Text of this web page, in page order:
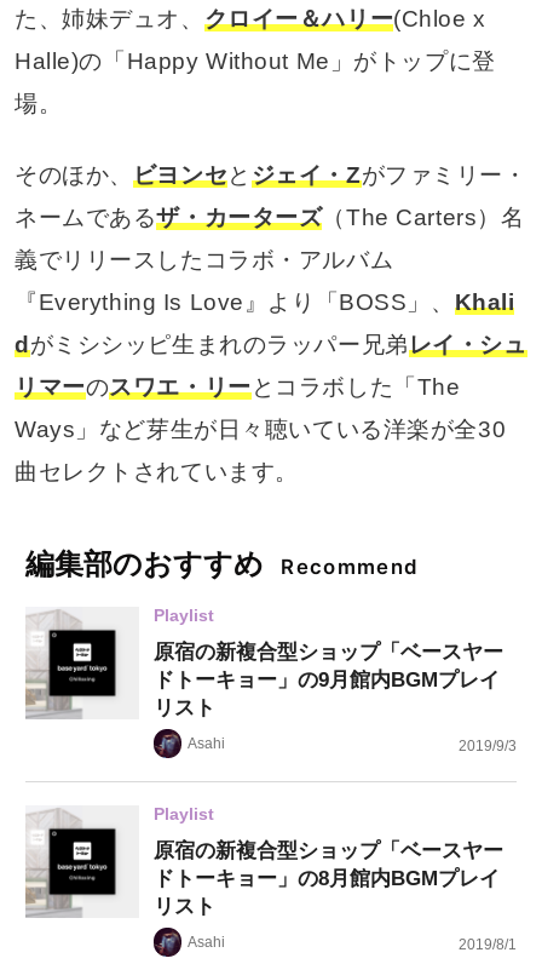
た、姉妹デュオ、 クロイー＆ハリー(Chloe x
Halle)の「Happy Without Me」がトップに登
場。
そのほか、 ビヨンセと ジェイ・Zがファミリー・
ネームであるザ・カーターズ（The Carters）名
義でリリースしたコラボ・アルバム
『Everything Is Love』より「BOSS」、 Khali
dがミシシッピ生まれのラッパー兄弟レイ・シュ
リマーのスワエ・リーとコラボした「The
Ways」など芽生が日々聴いている洋楽が全30
曲セレクトされています。
編集部のおすすめ Recommend
Playlist
原宿の新複合型ショップ「ベースヤー
ドトーキョー」の9月館内BGMプレイ
リスト
Asahi 2019/9/3
Playlist
原宿の新複合型ショップ「ベースヤー
ドトーキョー」の8月館内BGMプレイ
リスト
Asahi 2019/8/1